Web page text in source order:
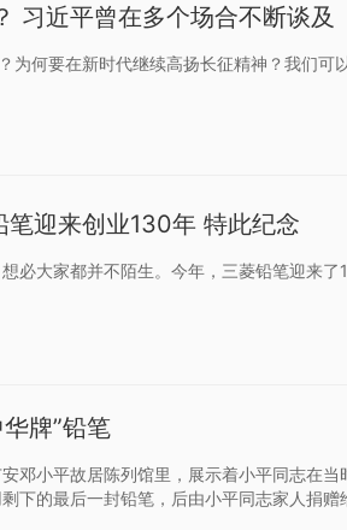
习近平曾在多个场合不断谈及
为何要在新时代继续高扬长征精神？我们可
笔迎来创业130年 特此纪念
必大家都并不陌生。今年，三菱铅笔迎来
牌”铅笔
邓小平故居陈列馆里，展示着小平同志在
下的最后一封铅笔，后由小平同志家人捐赠